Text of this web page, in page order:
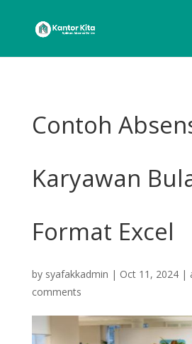
Contoh
Karyawan
Format Excel
by syafakkadmin | Oct 11, 2024|
comments